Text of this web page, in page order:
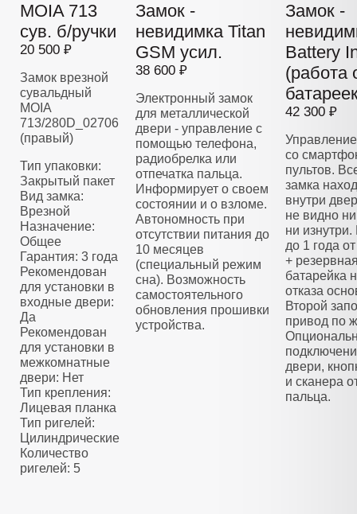
MOIA 713
сув. б/ручки
20 500 ₽
Замок врезной
сувальдный
MOIA
713/280D_02706
(правый)
Тип упаковки:
Закрытый пакет
Вид замка:
Врезной
Назначение:
Общее
Гарантия: 3 года
Рекомендован
для установки в
входные двери:
Да
Рекомендован
для установки в
межкомнатные
двери: Нет
Тип крепления:
Лицевая планка
Тип ригелей:
Цилиндрические
Количество
ригелей: 5
Замок -
невидимка Titan
GSM усил.
38 600 ₽
Электронный замок
для металлической
двери - управление с
помощью телефона,
радиобрелка или
отпечатка пальца.
Информирует о своем
состоянии и о взломе.
Автономность при
отсутствии питания до
10 месяцев
(специальный режим
сна). Возможность
самостоятельного
обновления прошивки
устройства.
Замок -
Battery
(работа
42 300 ₽
со
пультов.
замка
внутри
не видно
ни изнутри.
до 1 года
+
батарейка
отказа
Второй
привод по
двери,
и сканера
пальца.